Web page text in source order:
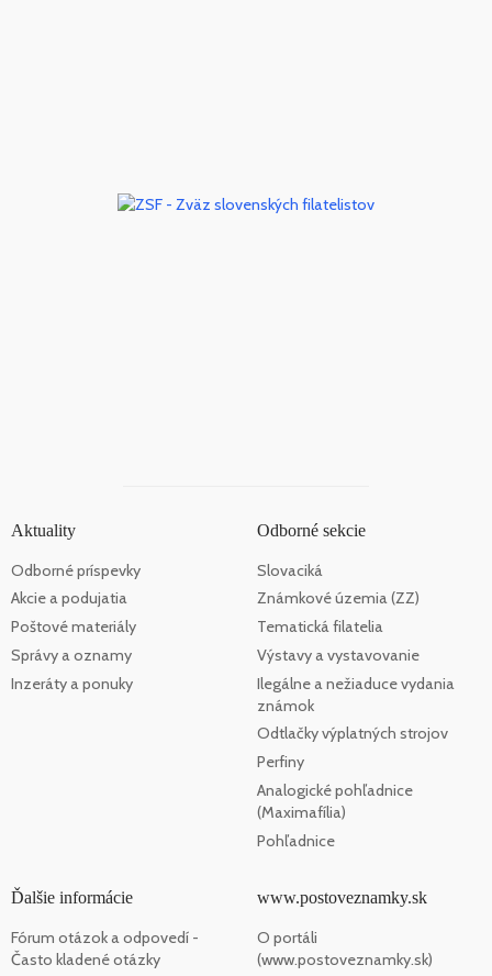
Aktuality
Odborné príspevky
Akcie a podujatia
Poštové materiály
Správy a oznamy
Inzeráty a ponuky
Odborné sekcie
Slovaciká
Známkové územia (ZZ)
Tematická filatelia
Výstavy a vystavovanie
Ilegálne a nežiaduce vydania
známok
Odtlačky výplatných strojov
Perfiny
Analogické pohľadnice
(Maximafília)
Pohľadnice
Ďalšie informácie
Fórum otázok a odpovedí -
Často kladené otázky
www.postoveznamky.sk
O portáli
(www.postoveznamky.sk)